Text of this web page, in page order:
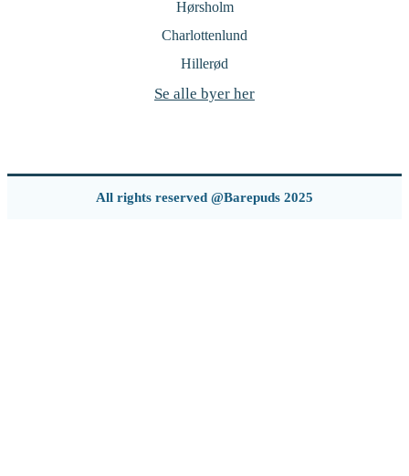
Hørsholm
Charlottenlund
Hillerød
Se alle byer her
All rights reserved @Barepuds 2025